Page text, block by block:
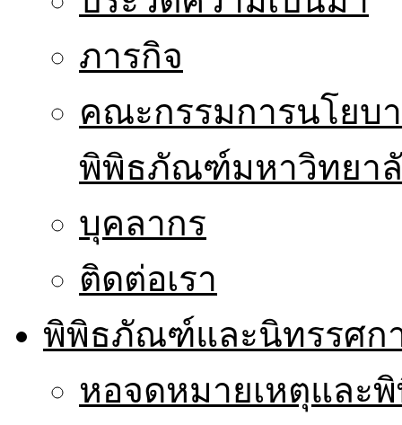
ภารกิจ
คณะกรรมการนโยบ
พิพิธภัณฑ์มหาวิทยา
บุคลากร
ติดต่อเรา
พิพิธภัณฑ์และนิทรรศก
หอจดหมายเหตุและ